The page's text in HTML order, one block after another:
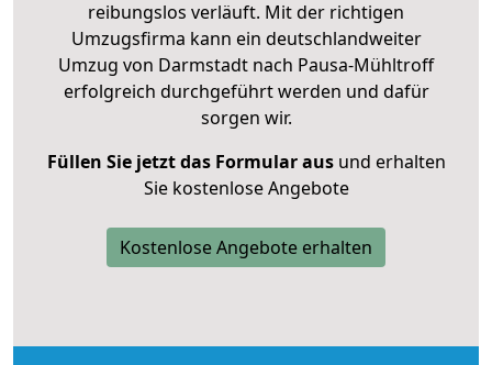
reibungslos verläuft. Mit der richtigen
Umzugsfirma kann ein deutschlandweiter
Umzug von Darmstadt nach Pausa-Mühltroff
erfolgreich durchgeführt werden und dafür
sorgen wir.
Füllen Sie jetzt das Formular ausund erhalten
Sie kostenlose Angebote
Kostenlose Angebote erhalten